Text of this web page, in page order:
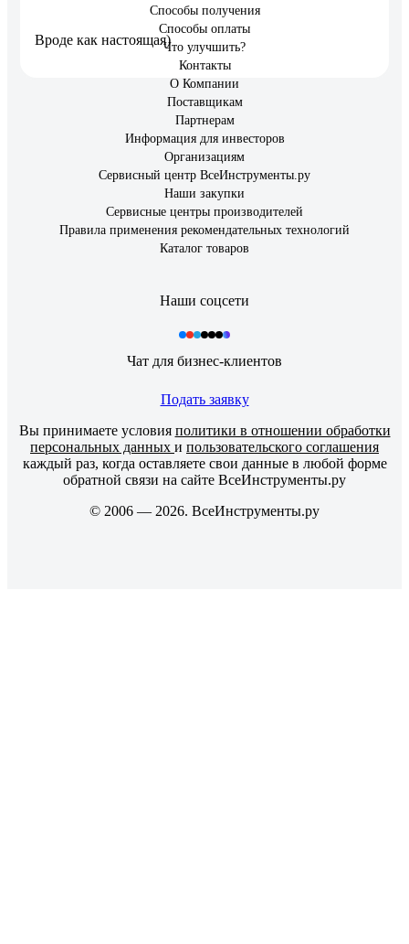
Вроде как настоящая)
Способы получения
Способы оплаты
Что улучшить?
Контакты
О Компании
Поставщикам
Партнерам
Информация для инвесторов
Организациям
Сервисный центр ВсеИнструменты.ру
Наши закупки
Сервисные центры производителей
Правила применения рекомендательных технологий
Каталог товаров
Наши соцсети
Чат для бизнес-клиентов
Подать заявку
Вы принимаете условия политики в отношении обработки
персональных данных и пользовательского соглашения
каждый раз, когда оставляете свои данные в любой форме
обратной связи на сайте ВсеИнструменты.ру
© 2006 — 2026. ВсеИнструменты.ру